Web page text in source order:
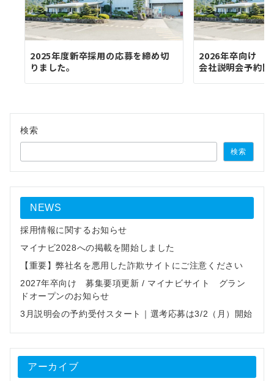
2025年度新卒採用の応募を締め切
りました。
2026年卒向け
会社説明会予約開
検索
検索
NEWS
採用情報に関するお知らせ
マイナビ2028への掲載を開始しました
【重要】弊社名を悪用した詐欺サイトにご注意ください
2027年卒向け 募集要項更新 / マイナビサイト グラン
ドオープンのお知らせ
3月説明会の予約受付スタート｜選考応募は3/2（月）開始
アーカイブ